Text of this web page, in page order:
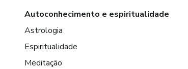
Autoconhecimento e espiritualidade
Astrologia
Espiritualidade
Meditação